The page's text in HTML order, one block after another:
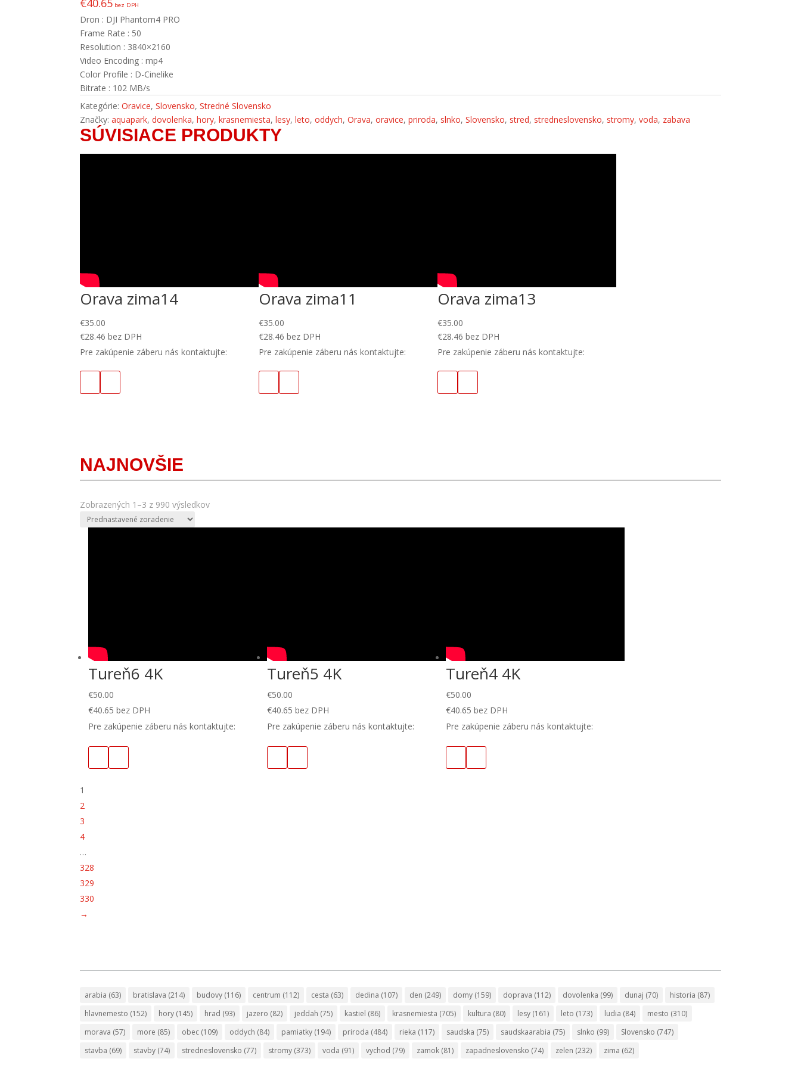
€40.65 bez DPH
Dron : DJI Phantom4 PRO
Frame Rate : 50
Resolution : 3840×2160
Video Encoding : mp4
Color Profile : D-Cinelike
Bitrate : 102 MB/s
Kategórie:Oravice,Slovensko,Stredné Slovensko
Značky:aquapark,dovolenka,hory,krasnemiesta,lesy,leto,oddych,Orava,oravice,priroda, slnko,Slovensko, stred, stredneslovensko, stromy,voda, zabava
SÚVISIACE PRODUKTY
Orava zima14
€35.00
€28.46 bez DPH
Pre zakúpenie záberu nás kontaktujte:
Orava zima11
€35.00
€28.46 bez DPH
Pre zakúpenie záberu nás kontaktujte:
Orava zima13
€35.00
€28.46 bez DPH
Pre zakúpenie záberu nás kontaktujte:
NAJNOVŠIE
Zobrazených 1–3 z 990 výsledkov
Tureň6 4K
€50.00
€40.65 bez DPH
Pre zakúpenie záberu nás kontaktujte:
Tureň5 4K
€50.00
€40.65 bez DPH
Pre zakúpenie záberu nás kontaktujte:
Tureň4 4K
€50.00
€40.65 bez DPH
Pre zakúpenie záberu nás kontaktujte:
1
2
3
4
…
328
329
330
→
arabia (63) bratislava (214) budovy (116) centrum (112) cesta (63) dedina (107) den (249) domy (159) doprava (112) dovolenka (99) dunaj (70) historia (87)
hlavnemesto (152) hory (145) hrad (93) jazero (82) jeddah (75) kastiel (86) krasnemiesta (705) kultura (80) lesy (161) leto (173) ludia (84) mesto (310)
morava (57) more (85) obec (109) oddych (84) pamiatky (194) priroda (484) rieka (117) saudska (75) saudskaarabia (75) slnko (99) Slovensko (747)
stavba (69) stavby (74) stredneslovensko (77) stromy (373) voda (91) vychod (79) zamok (81) zapadneslovensko (74) zelen (232) zima (62)